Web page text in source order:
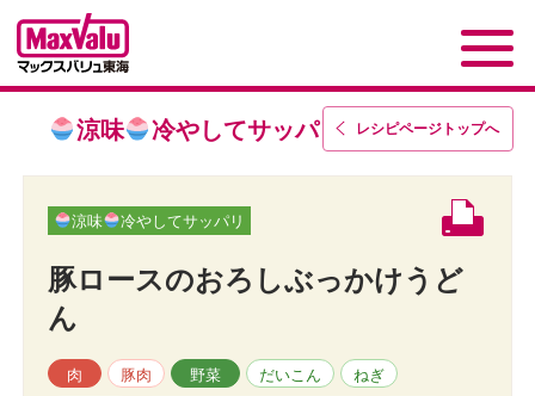
レシピページトップへ
涼味 冷やしてサッパリ
涼味 冷やしてサッパリ
豚ロースのおろしぶっかけうど
ん
肉 豚肉 野菜 だいこん ねぎ